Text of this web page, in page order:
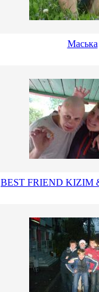
Маська
BEST FRIEND